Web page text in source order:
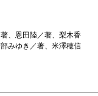
、恩田陸／著、梨木香
みゆき／著、米澤穂信